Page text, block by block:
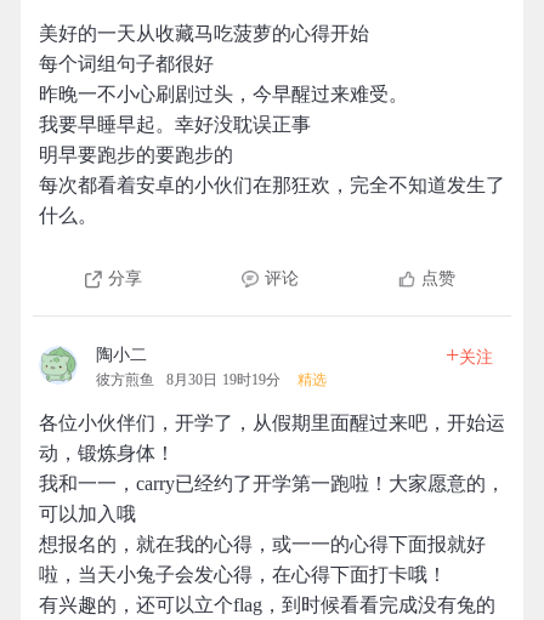
美好的一天从收藏马吃菠萝的心得开始
每个词组句子都很好
昨晚一不小心刷剧过头，今早醒过来难受。
我要早睡早起。幸好没耽误正事
明早要跑步的要跑步的
每次都看着安卓的小伙们在那狂欢，完全不知道发生了
什么。
分享 评论 点赞
陶小二
彼方煎鱼 8月30日 19时19分 精选
+关注
各位小伙伴们，开学了，从假期里面醒过来吧，开始运
动，锻炼身体！
我和一一，carry已经约了开学第一跑啦！大家愿意的，
可以加入哦
想报名的，就在我的心得，或一一的心得下面报就好
啦，当天小兔子会发心得，在心得下面打卡哦！
有兴趣的，还可以立个flag，到时候看看完成没有兔的